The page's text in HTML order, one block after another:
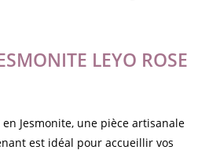
LEYO ROSE
Jesmonite, une pièce artisanale
est idéal pour accueillir vos